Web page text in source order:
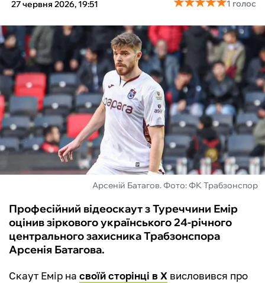
КІБЕРСПОРТ
ЧС-2026
ФУТЗАЛ
ІНШІ
БУКМЕКЕРИ
27 червня 2026, 19:51 1 голос
Арсеній Батагов. Фото: ФК Трабзонспор
Професійний відеоскаут з Туреччини Емір
оцінив зіркового українського 24-річного
центрального захисника Трабзонспора
Арсенія Батагова.
Скаут Емір на своїй сторінці в Х висловився про